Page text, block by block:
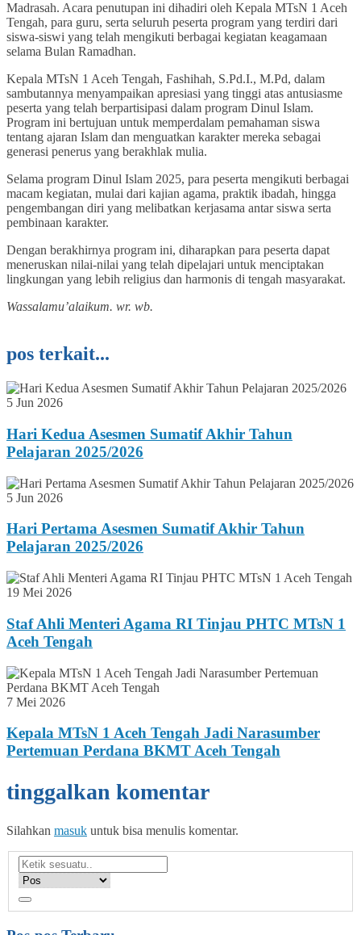
Madrasah. Acara penutupan ini dihadiri oleh Kepala MTsN 1 Aceh
Tengah, para guru, serta seluruh peserta program yang terdiri dari
siswa-siswi yang telah mengikuti berbagai kegiatan keagamaan
selama Bulan Ramadhan.
Kepala MTsN 1 Aceh Tengah, Fashihah, S.Pd.I., M.Pd, dalam
sambutannya menyampaikan apresiasi yang tinggi atas antusiasme
peserta yang telah berpartisipasi dalam program Dinul Islam.
Program ini bertujuan untuk memperdalam pemahaman siswa
tentang ajaran Islam dan menguatkan karakter mereka sebagai
generasi penerus yang berakhlak mulia.
Selama program Dinul Islam 2025, para peserta mengikuti berbagai
macam kegiatan, mulai dari kajian agama, praktik ibadah, hingga
pengembangan diri yang melibatkan kerjasama antar siswa serta
pembinaan karakter.
Dengan berakhirnya program ini, diharapkan para peserta dapat
meneruskan nilai-nilai yang telah dipelajari untuk menciptakan
lingkungan yang lebih religius dan harmonis di tengah masyarakat.
Wassalamu’alaikum. wr. wb.
pos terkait...
5 Jun 2026
Hari Kedua Asesmen Sumatif Akhir Tahun
Pelajaran 2025/2026
5 Jun 2026
Hari Pertama Asesmen Sumatif Akhir Tahun
Pelajaran 2025/2026
19 Mei 2026
Staf Ahli Menteri Agama RI Tinjau PHTC MTsN 1
Aceh Tengah
7 Mei 2026
Kepala MTsN 1 Aceh Tengah Jadi Narasumber
Pertemuan Perdana BKMT Aceh Tengah
tinggalkan komentar
Silahkan masuk untuk bisa menulis komentar.